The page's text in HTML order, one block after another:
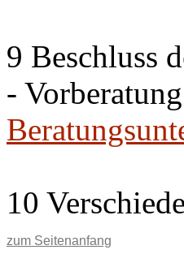
9 Beschluss
-
10
zum Seitenanfang